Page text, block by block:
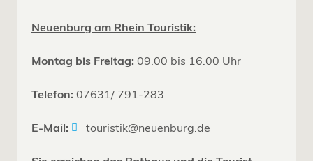
Neuenburg am Rhein Touristik:
Montag bis Freitag: 09.00 bis 16.00 Uhr
Telefon: 07631/ 791-283
E-Mail: touristik@neuenburg.de